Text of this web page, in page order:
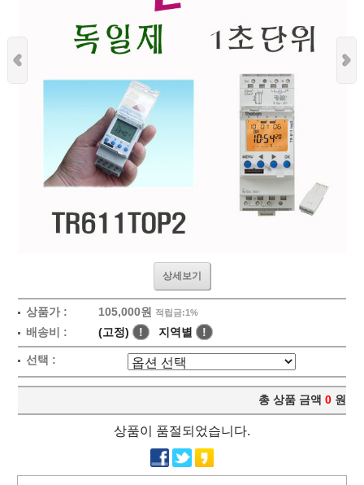
상세보기
상품가 : 105,000원 적립금:1%
배송비 : (고정) ! 지역별 !
선택 :
총 상품 금액 0 원
상품이 품절되었습니다.